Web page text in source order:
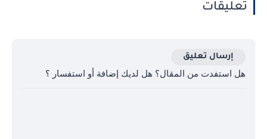
تعليقات
إرسال تعليق
هل استفدت من المقال؟ هل لديك إضافة أو استفسار ؟